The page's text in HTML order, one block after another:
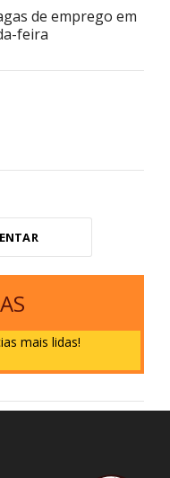
de emprego em
feira
mais lidas!